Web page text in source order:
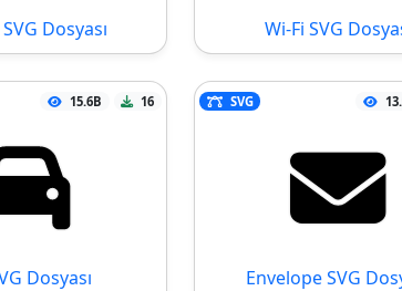
Dosyası Wi-Fi SVG
15.6B 16
Dosyası
SVG
Envelope SVG